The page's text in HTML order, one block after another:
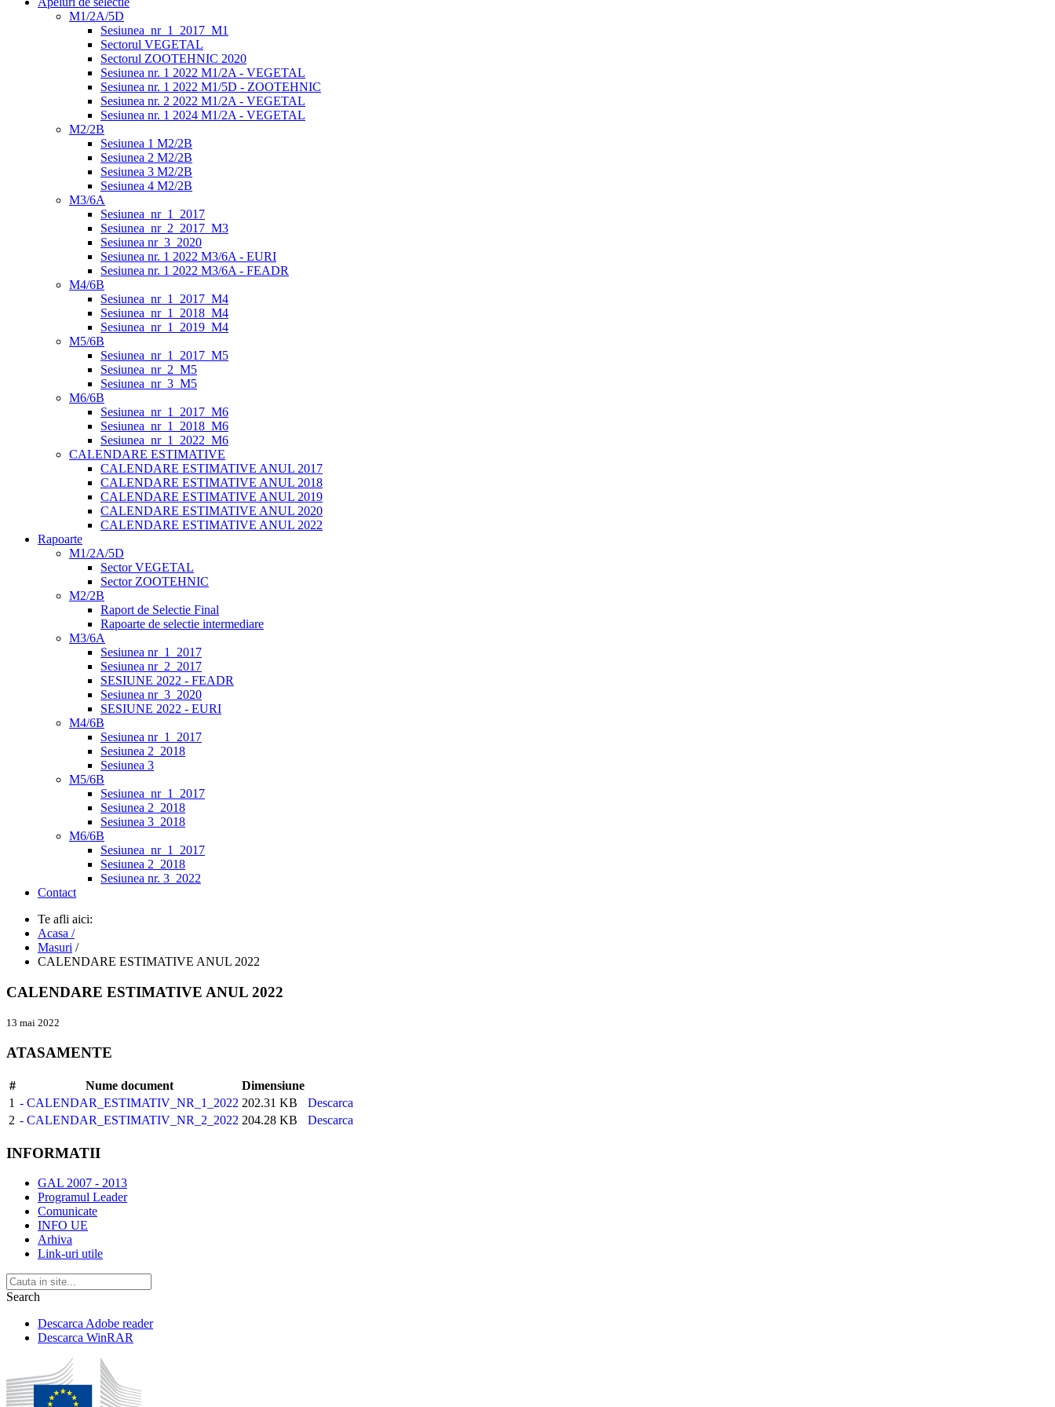
M1/2A/5D
Sesiunea_nr_1_2017_M1
Sectorul VEGETAL
Sectorul ZOOTEHNIC 2020
Sesiunea nr. 1 2022 M1/2A - VEGETAL
Sesiunea nr. 1 2022 M1/5D - ZOOTEHNIC
Sesiunea nr. 2 2022 M1/2A - VEGETAL
Sesiunea nr. 1 2024 M1/2A - VEGETAL
M2/2B
Sesiunea 1 M2/2B
Sesiunea 2 M2/2B
Sesiunea 3 M2/2B
Sesiunea 4 M2/2B
M3/6A
Sesiunea_nr_1_2017
Sesiunea_nr_2_2017_M3
Sesiunea nr_3_2020
Sesiunea nr. 1 2022 M3/6A - EURI
Sesiunea nr. 1 2022 M3/6A - FEADR
M4/6B
Sesiunea_nr_1_2017_M4
Sesiunea_nr_1_2018_M4
Sesiunea_nr_1_2019_M4
M5/6B
Sesiunea_nr_1_2017_M5
Sesiunea_nr_2_M5
Sesiunea_nr_3_M5
M6/6B
Sesiunea_nr_1_2017_M6
Sesiunea_nr_1_2018_M6
Sesiunea_nr_1_2022_M6
CALENDARE ESTIMATIVE
CALENDARE ESTIMATIVE ANUL 2017
CALENDARE ESTIMATIVE ANUL 2018
CALENDARE ESTIMATIVE ANUL 2019
CALENDARE ESTIMATIVE ANUL 2020
CALENDARE ESTIMATIVE ANUL 2022
Rapoarte
M1/2A/5D
Sector VEGETAL
Sector ZOOTEHNIC
M2/2B
Raport de Selectie Final
Rapoarte de selectie intermediare
M3/6A
Sesiunea nr_1_2017
Sesiunea nr_2_2017
SESIUNE 2022 - FEADR
Sesiunea nr_3_2020
SESIUNE 2022 - EURI
M4/6B
Sesiunea nr_1_2017
Sesiunea 2_2018
Sesiunea 3
M5/6B
Sesiunea_nr_1_2017
Sesiunea 2_2018
Sesiunea 3_2018
M6/6B
Sesiunea_nr_1_2017
Sesiunea 2_2018
Sesiunea nr. 3_2022
Contact
Te afli aici:
Acasa /
Masuri /
CALENDARE ESTIMATIVE ANUL 2022
CALENDARE ESTIMATIVE ANUL 2022
13 mai 2022
ATASAMENTE
# Nume document
Dimensiune
1 - CALENDAR_ESTIMATIV_NR_1_2022 202.31 KB
Descarca
2 - CALENDAR_ESTIMATIV_NR_2_2022 204.28 KB Descarca
INFORMATII
GAL 2007 - 2013
Programul Leader
Comunicate
INFO UE
Arhiva
Link-uri utile
Search
Descarca Adobe reader
Descarca WinRAR